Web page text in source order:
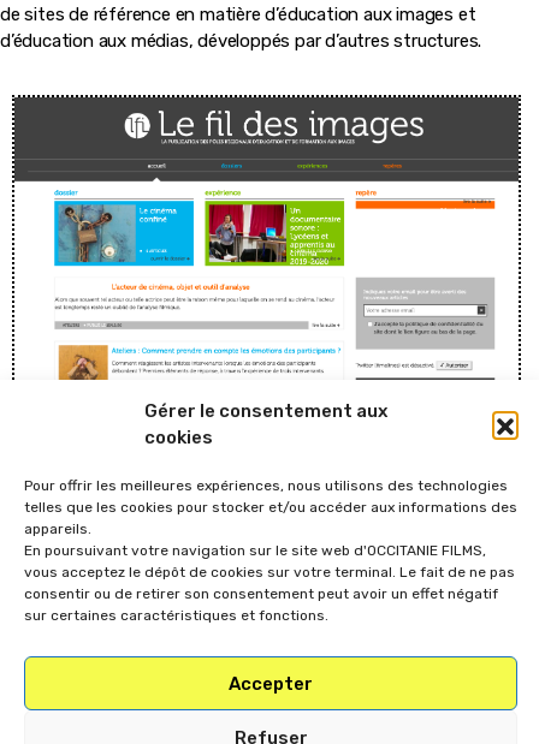
Gérer le consentement aux
cookies
Pour offrir les meilleures expériences, nous utilisons des technologies
telles que les cookies pour stocker et/ou accéder aux informations des
appareils.
En poursuivant votre navigation sur le site web d'OCCITANIE FILMS,
vous acceptez le dépôt de cookies sur votre terminal. Le fait de ne pas
consentir ou de retirer son consentement peut avoir un effet négatif
sur certaines caractéristiques et fonctions.
Accepter
Refuser
de sites de référence en matière d’éducation aux images et
d’éducation aux médias, développés par d’autres structures.
LE FIL DES IMAGES
Le Fil des images est le web magazine des Pôles régionaux
d’éducation aux images, partageant des réflexions sur
l’actualité, les problématiques et les expérimentations de
l’éducation aux images au niveau national, à travers des
cinéma pour les (tout) petits,Au croisement des arts,
Archives et éducation aux images
d’expériences autour de projets singuliers, des fiches
pratiques, des pistes de réflexions sur des enjeux de